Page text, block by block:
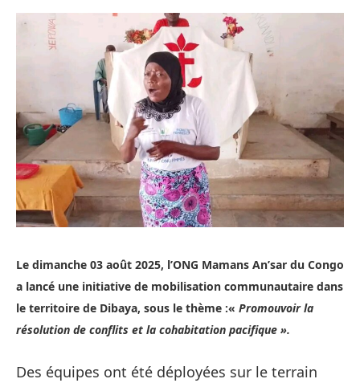
Le dimanche 03 août 2025, l’ONG Mamans An’sar du Congo
a lancé une initiative de mobilisation communautaire dans
le territoire de Dibaya, sous le thème :« Promouvoir la
résolution de conflits et la cohabitation pacifique ».
Des équipes ont été déployées sur le terrain